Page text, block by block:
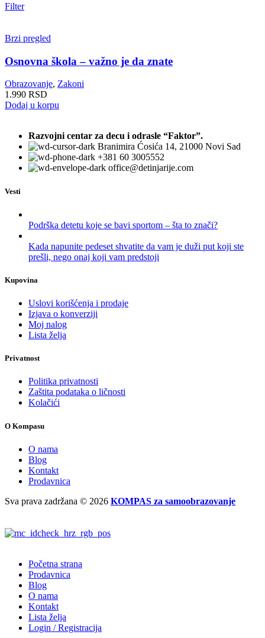
Filter
Brzi pregled
Osnovna škola – važno je da znate
Obrazovanje, Zakoni
1.990 RSD
Dodaj u korpu
Razvojni centar za decu i odrasle “Faktor”.
Branimira Ćosića 14, 21000 Novi Sad
+381 60 3005552
office@detinjarije.com
Vesti
Podrška detetu koje se bavi sportom – šta to znači?
Kada napunite pedeset shvatite da vam je duži put koji ste
prešli, nego onaj koji vam predstoji
Kupovina
Uslovi korišćenja i prodaje
Izjava o konverziji
Moj nalog
Lista želja
Privatnost
Politika privatnosti
Zaštita podataka o ličnosti
Kolačići
O Kompasu
O nama
Blog
Kontakt
Prodavnica
Sva prava zadržana © 2026 KOMPAS za samoobrazovanje
Početna strana
Prodavnica
Blog
O nama
Kontakt
Lista želja
Login / Registracija